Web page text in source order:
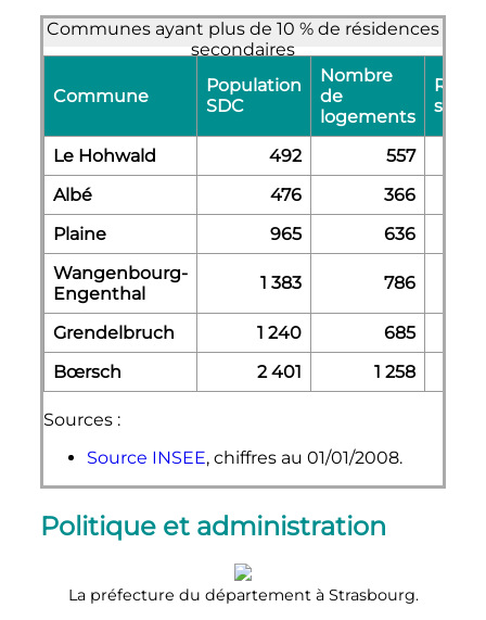
Communes ayant plus de 10 % de résidences
secondaires
Commune
Population
SDC
Nombre
de
logements
Rés.
Le Hohwald 492
557
Albé
476
366
Plaine
965
636
Wangenbourg-
Engenthal
1 383 786
Grendelbruch 1 240
685
Bœrsch
2 401 1 258
Sources :
Source INSEE, chiffres au 01/01/2008.
Politique et administration
La préfecture du département à Strasbourg.